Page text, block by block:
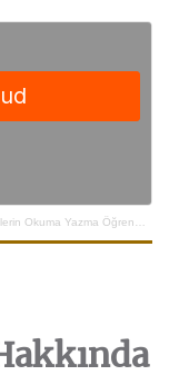
Yazma Öğrenme Durumu